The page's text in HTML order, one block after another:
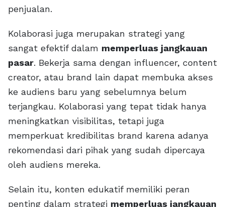
penjualan.
Kolaborasi juga merupakan strategi yang
sangat efektif dalam memperluas jangkauan
pasar. Bekerja sama dengan influencer, content
creator, atau brand lain dapat membuka akses
ke audiens baru yang sebelumnya belum
terjangkau. Kolaborasi yang tepat tidak hanya
meningkatkan visibilitas, tetapi juga
memperkuat kredibilitas brand karena adanya
rekomendasi dari pihak yang sudah dipercaya
oleh audiens mereka.
Selain itu, konten edukatif memiliki peran
penting dalam strategi memperluas jangkauan